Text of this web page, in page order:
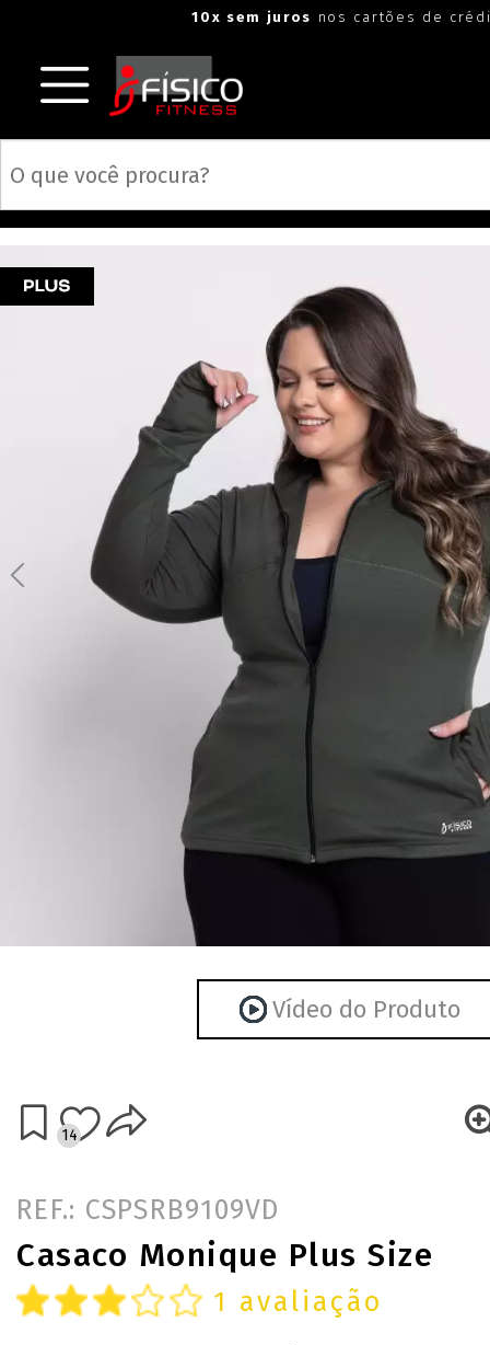
10x sem juros nos cartões de
Vídeo do Produto
14
REF.: CSPSRB9109VD
Casaco Monique Plus Size
1 avaliação